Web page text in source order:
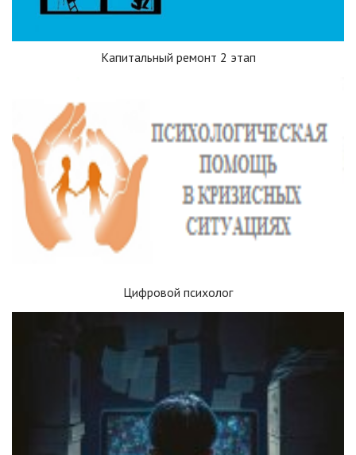
Капитальный ремонт 2 этап
Цифровой психолог